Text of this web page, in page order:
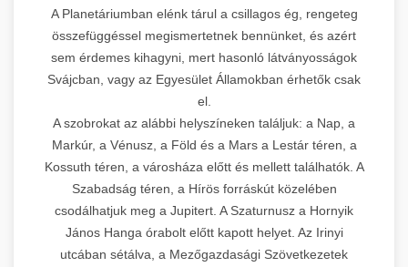
A Planetáriumban elénk tárul a csillagos ég, rengeteg
összefüggéssel megismertetnek bennünket, és azért
sem érdemes kihagyni, mert hasonló látványosságok
Svájcban, vagy az Egyesület Államokban érhetők csak
el.
A szobrokat az alábbi helyszíneken találjuk: a Nap, a
Markúr, a Vénusz, a Föld és a Mars a Lestár téren, a
Kossuth téren, a városháza előtt és mellett találhatók. A
Szabadság téren, a Hírös forráskút közelében
csodálhatjuk meg a Jupitert. A Szaturnusz a Hornyik
János Hanga órabolt előtt kapott helyet. Az Irinyi
utcában sétálva, a Mezőgazdasági Szövetkezetek